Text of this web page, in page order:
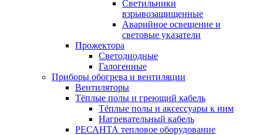
Светильники
взрывозащищенные
Аварийное освещение и
световые указатели
Прожектора
Светодиодные
Галогенные
Приборы обогрева и вентиляции
Вентиляторы
Тёплые полы и греющий кабель
Тёплые полы и аксессуары к ним
Нагревательный кабель
РЕСАНТА тепловое оборудование